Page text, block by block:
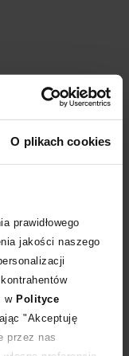
O plikach cookies
prawidłowego
jakości naszego
w Polityce
"Akceptuję
przez nas
od 0 zł